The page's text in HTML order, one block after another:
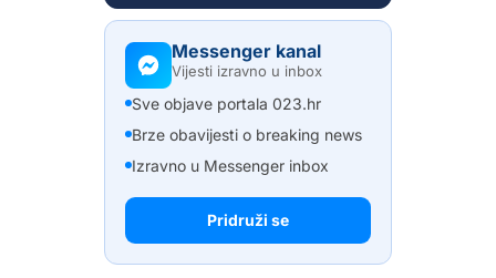
Messenger kanal
Vijesti izravno u inbox
Sve objave portala 023.hr
Brze obavijesti o breaking news
Izravno u Messenger inbox
Pridruži se